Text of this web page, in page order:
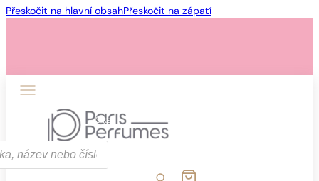
Přeskočit na hlavní obsahPřeskočit na zápatí
1 - 3 ks